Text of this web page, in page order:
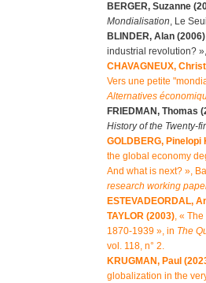
BERGER, Suzanne
Mondialisation, Le
BLINDER, Alan (2006)
industrial revolution?
CHAVAGNEUX,
Vers une petite
Alternatives
FRIEDMAN, Thomas
History of the Twenty-
GOLDBERG, Pinelopi
the global economy
And what is next? »,
research working
ESTEVADEORDAL,
TAYLOR (2003), «
1870-1939 », in The
vol. 118, n° 2.
KRUGMAN, Paul
globalization in the